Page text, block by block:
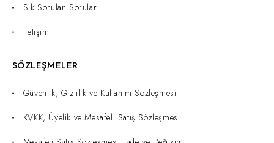
Sık Sorulan Sorular
İletişim
SÖZLEŞMELER
Güvenlik, Gizlilik ve Kullanım Sözleşmesi
KVKK, Üyelik ve Mesafeli Satış Sözleşmesi